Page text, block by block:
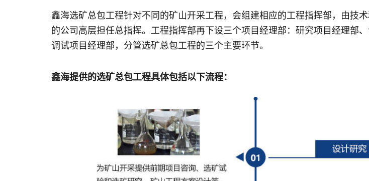
鑫海选矿总包工程针对不同的矿山开采工程，会组建相应的工程指挥部，由技
的公司高层担任总指挥。工程指挥部再下设三个项目经理部：研究项目经理部
调试项目经理部，分管选矿总包工程的三个主要环节。
鑫海提供的选矿总包工程具体包括以下流程：